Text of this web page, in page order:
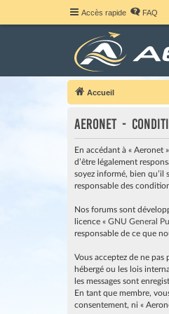
Accès rapide FAQ
Accueil
Aeronet -
En accédant à « Aeronet
d’être légalement
soyez informé, bien qu’il
responsable des
Nos forums sont
licence « GNU General
responsable de ce que
Vous acceptez de ne
hébergé ou les lois
les messages sont
En tant que membre,
consentement, ni «